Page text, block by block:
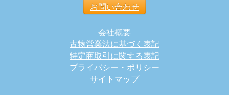
お問い合わせ
会社概要
古物営業法に基づく表記
特定商取引に関する表記
プライバシー・ポリシー
サイトマップ